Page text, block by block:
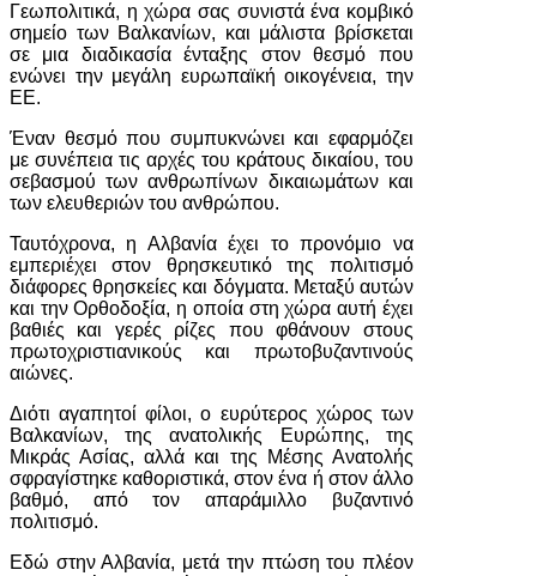
Γεωπολιτικά, η χώρα σας συνιστά ένα κομβικό
σημείο των Βαλκανίων, και μάλιστα βρίσκεται
σε μια διαδικασία ένταξης στον θεσμό που
ενώνει την μεγάλη ευρωπαϊκή οικογένεια, την
ΕΕ.
Έναν θεσμό που συμπυκνώνει και εφαρμόζει
με συνέπεια τις αρχές του κράτους δικαίου, του
σεβασμού των ανθρωπίνων δικαιωμάτων και
των ελευθεριών του ανθρώπου.
Ταυτόχρονα, η Αλβανία έχει το προνόμιο να
εμπεριέχει στον θρησκευτικό της πολιτισμό
διάφορες θρησκείες και δόγματα. Μεταξύ αυτών
και την Ορθοδοξία, η οποία στη χώρα αυτή έχει
βαθιές και γερές ρίζες που φθάνουν στους
πρωτοχριστιανικούς και πρωτοβυζαντινούς
αιώνες.
Διότι αγαπητοί φίλοι, ο ευρύτερος χώρος των
Βαλκανίων, της ανατολικής Ευρώπης, της
Μικράς Ασίας, αλλά και της Μέσης Ανατολής
σφραγίστηκε καθοριστικά, στον ένα ή στον άλλο
βαθμό, από τον απαράμιλλο βυζαντινό
πολιτισμό.
Εδώ στην Αλβανία, μετά την πτώση του πλέον